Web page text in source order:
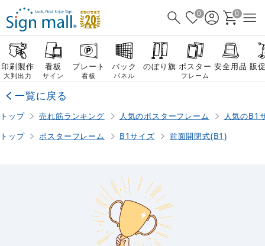
0 0
印刷製作
大判出力
看板
サイン
プレート
看板
バック
パネル
のぼり旗 ポスター
フレーム
安全用品 販
一覧に戻る
トップ 売れ筋ランキング 人気のポスターフレーム
人気のB1
トップ
ポスターフレーム B1サイズ 前面開閉式(B1)